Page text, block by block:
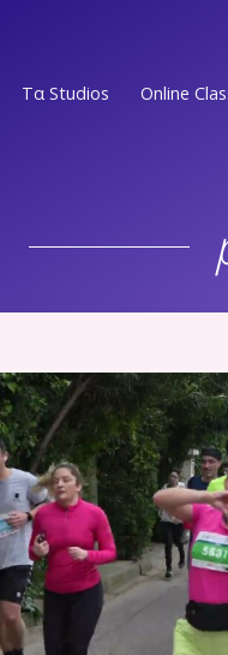
Τα Studios
Α
Στο κέντρο του
ΝΨ
Ν.ΨΥΧΙΚO
Ένας χώρος
ΝΜ
Ν.ΜΑΚΡΗ
Ένα μεγάλο και
ΚΟΡΥΔΑΛΛOΣ
Το pilates έχει
Online